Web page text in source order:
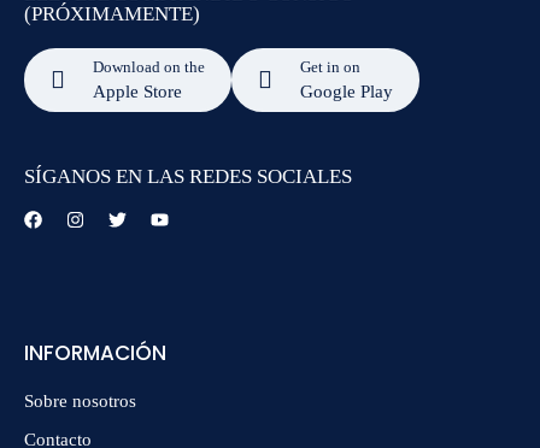
INFORMACIÓN
Sobre nosotros
Contacto
(PRÓXIMAMENTE)
Download on the
Apple Store
Get in on
Google Play
SÍGANOS EN LAS REDES SOCIALES